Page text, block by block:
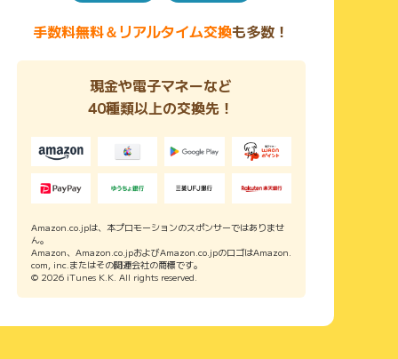
手数料無料＆リアルタイム交換も多数！
現金や電子マネーなど
40種類以上の交換先！
Amazon.co.jpは、本プロモーションのスポンサーではありませ
ん。
Amazon、Amazon.co.jpおよびAmazon.co.jpのロゴはAmazon.
com, inc.またはその関連会社の商標です。
© 2026 iTunes K.K. All rights reserved.